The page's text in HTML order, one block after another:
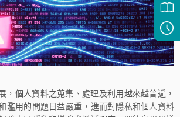
，個人資料之蒐集、處理及利用越來越普遍，
濫用的問題日益嚴重，進而對隱私和個人資料